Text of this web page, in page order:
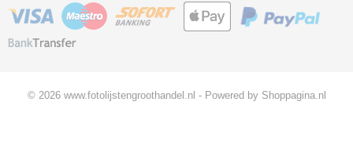
© 2026 www.fotolijstengroothandel.nl - Powered by Shoppagina.nl